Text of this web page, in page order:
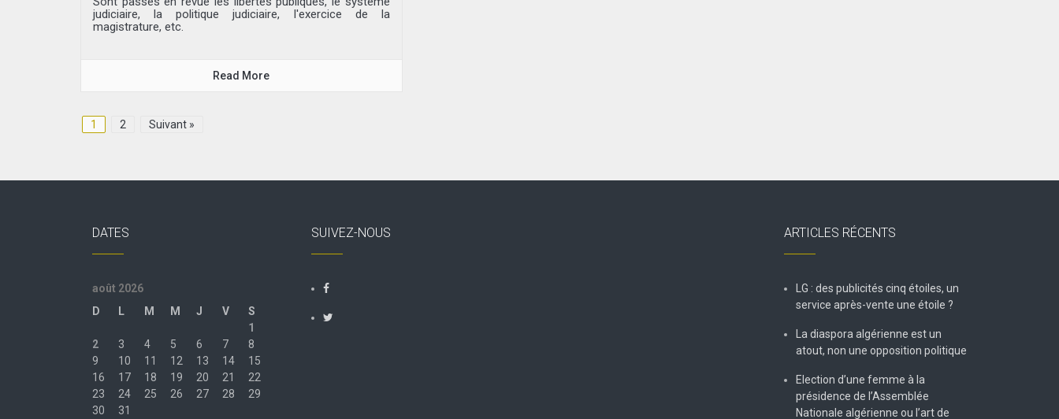
judiciaire, la politique judiciaire, l'exercice de la
magistrature, etc.
Read More
1 2 Suivant »
DATES
août 2026
D
L M M J V
S
1
2
3 4 5 6 7
8
9
10 11 12 13 14
15
16
17 18 19 20 21
22
23
24 25 26 27 28
29
30
31
SUIVEZ-NOUS ARTICLES RÉCENTS
LG : des publicités cinq étoiles, un
service après-vente une étoile ?
La diaspora algérienne est un
atout, non une opposition politique
Election d’une femme à la
présidence de l’Assemblée
Nationale algérienne ou l’art de